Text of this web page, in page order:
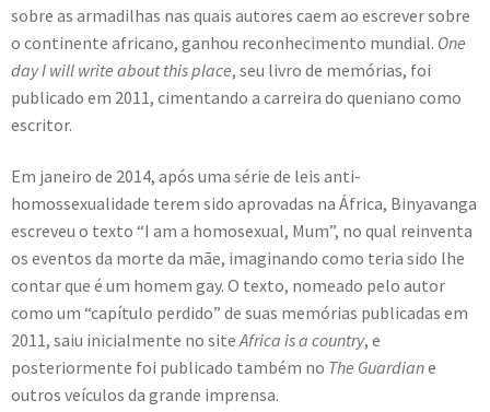
sobre as armadilhas nas quais autores caem ao escrever sobre
o continente africano, ganhou reconhecimento mundial. One
day I will write about this place, seu livro de memórias, foi
publicado em 2011, cimentando a carreira do queniano como
escritor.
Em janeiro de 2014, após uma série de leis anti-
homossexualidade terem sido aprovadas na África, Binyavanga
escreveu o texto “I am a homosexual, Mum”, no qual reinventa
os eventos da morte da mãe, imaginando como teria sido lhe
contar que é um homem gay. O texto, nomeado pelo autor
como um “capítulo perdido” de suas memórias publicadas em
2011, saiu inicialmente no siteAfrica is a country, e
posteriormente foi publicado também no The Guardiane
outros veículos da grande imprensa.